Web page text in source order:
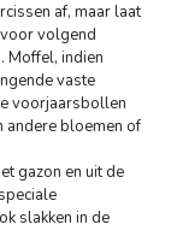
af, maar laat
volgend
Moffel, indien
vaste
voorjaarsbollen
andere bloemen of
gazon en uit de
slakken in de